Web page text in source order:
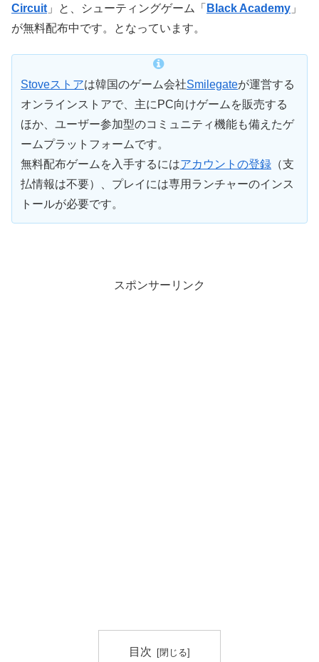
Circuit 」と、シューティングゲーム「 Black Academy 」
が無料配布中です。となっています。
Stoveストアは韓国のゲーム会社Smilegateが運営する
オンラインストアで、主にPC向けゲームを販売する
ほか、ユーザー参加型のコミュニティ機能も備えたゲ
ームプラットフォームです。
無料配布ゲームを入手するにはアカウントの登録 （支
払情報は不要）、プレイには専用ランチャーのインス
トールが必要です。
スポンサーリンク
目次